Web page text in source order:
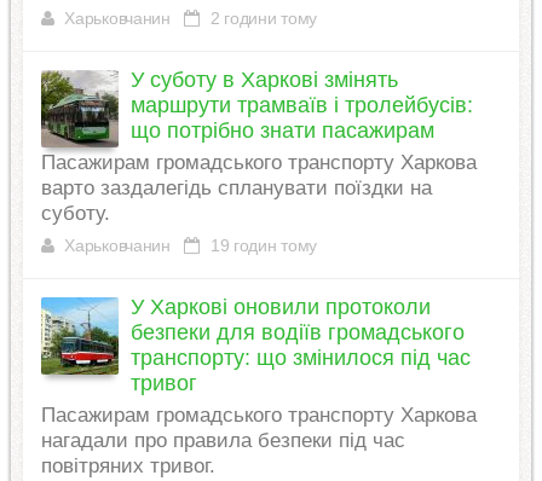
Харьковчанин 2 години тому
У суботу в Харкові змінять
маршрути трамваїв і тролейбусів:
що потрібно знати пасажирам
Пасажирам громадського транспорту Харкова
варто заздалегідь спланувати поїздки на
суботу.
Харьковчанин 19 годин тому
У Харкові оновили протоколи
безпеки для водіїв громадського
транспорту: що змінилося під час
тривог
Пасажирам громадського транспорту Харкова
нагадали про правила безпеки під час
повітряних тривог.